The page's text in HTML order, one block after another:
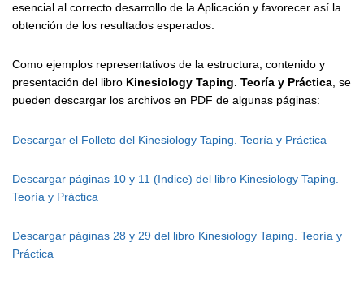
esencial al correcto desarrollo de la Aplicación y favorecer así la
obtención de los resultados esperados.
Como ejemplos representativos de la estructura, contenido y
presentación del libro Kinesiology Taping. Teoría y Práctica, se
pueden descargar los archivos en PDF de algunas páginas:
Descargar el Folleto del Kinesiology Taping. Teoría y Práctica
Descargar páginas 10 y 11 (Indice) del libro Kinesiology Taping.
Teoría y Práctica
Descargar páginas 28 y 29 del libro Kinesiology Taping. Teoría y
Práctica